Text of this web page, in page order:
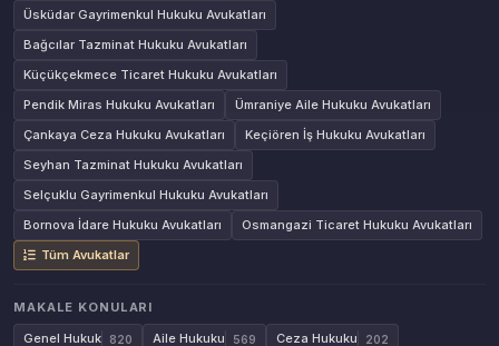
Üsküdar Gayrimenkul Hukuku Avukatları
Bağcılar Tazminat Hukuku Avukatları
Küçükçekmece Ticaret Hukuku Avukatları
Pendik Miras Hukuku Avukatları
Ümraniye Aile Hukuku Avukatları
Çankaya Ceza Hukuku Avukatları
Keçiören İş Hukuku Avukatları
Seyhan Tazminat Hukuku Avukatları
Selçuklu Gayrimenkul Hukuku Avukatları
Bornova İdare Hukuku Avukatları
Osmangazi Ticaret Hukuku Avukatları
Tüm Avukatlar
MAKALE KONULARI
Genel Hukuk
820 Aile Hukuku 569 Ceza Hukuku 202